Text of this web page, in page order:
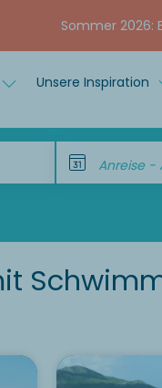
Sommer 2026:
Unsere Inspiration
Anreise -